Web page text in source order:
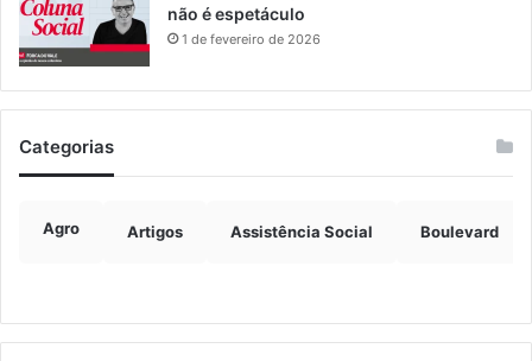
não é espetáculo
1 de fevereiro de 2026
Categorias
Agro Artigos Assistência Social Boulevard